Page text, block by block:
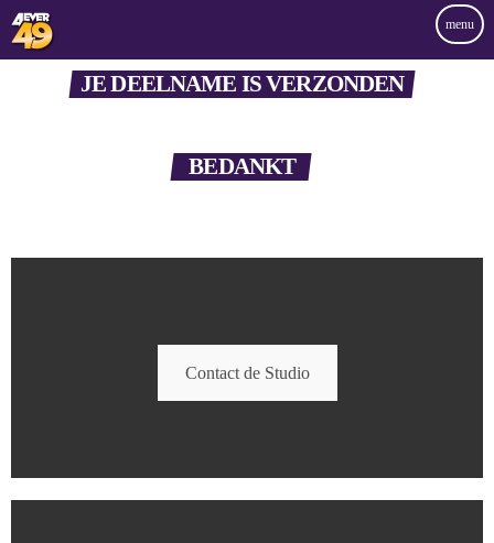
menu
JE DEELNAME IS VERZONDEN
BEDANKT
Contact de Studio